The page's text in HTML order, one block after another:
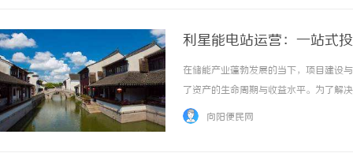
利星能电站运营：一站式
在储能产业蓬勃发展的当下，项目建设
了资产的生命周期与收益水平。为了解
营需求深度融合。这种模式不仅确保了
向阳便民网